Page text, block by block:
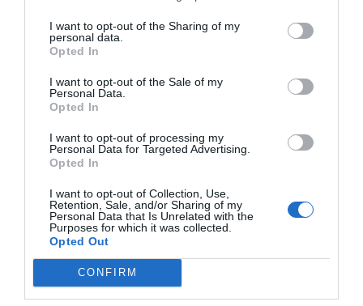
I want to opt-out of the Sharing of my
personal data.
Opted In
I want to opt-out of the Sale of my
Personal Data.
Opted In
I want to opt-out of processing my
Personal Data for Targeted Advertising.
Opted In
I want to opt-out of Collection, Use,
Retention, Sale, and/or Sharing of my
Personal Data that Is Unrelated with the
Purposes for which it was collected.
Opted Out
CONFIRM